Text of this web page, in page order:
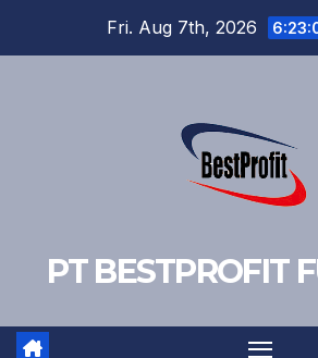
Fri. Aug 7th, 2026
PT BESTPROFIT